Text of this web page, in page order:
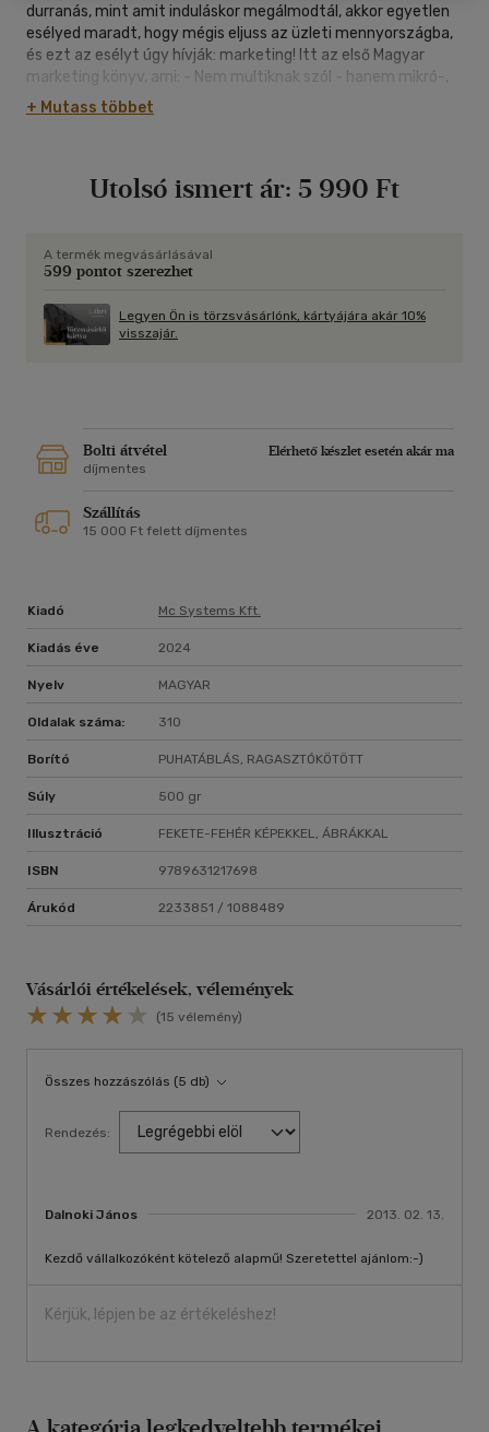
durranás, mint amit induláskor megálmodtál, akkor egyetlen
esélyed maradt, hogy mégis eljuss az üzleti mennyországba,
és ezt az esélyt úgy hívják: marketing! Itt az első Magyar
marketing könyv, ami: - Nem multiknak szól - hanem mikró-,
kis- és közepes vállalatoknak - Nem amerikai könyv fordítása
- hanem 100% magyar tapasztalat, - Nem elméleti tananyag
+ Mutass többet
Utolsó ismert ár: 5 990 Ft
A termék megvásárlásával
599 pontot szerezhet
Legyen Ön is törzsvásárlónk, kártyájára akár 10%
visszajár.
Bolti átvétel
Elérhető készlet esetén akár ma
díjmentes
Szállítás
15 000 Ft felett díjmentes
Kiadó Mc Systems Kft.
Kiadás éve 2024
Nyelv MAGYAR
Oldalak száma: 310
Borító PUHATÁBLÁS, RAGASZTÓKÖTÖTT
Súly 500 gr
Illusztráció FEKETE-FEHÉR KÉPEKKEL, ÁBRÁKKAL
ISBN 9789631217698
Árukód 2233851 / 1088489
Vásárlói értékelések, vélemények
(15 vélemény)
Összes hozzászólás (5 db)
Rendezés:
Dalnoki János 2013. 02. 13.
Kezdő vállalkozóként kötelező alapmű! Szeretettel ajánlom:-)
Kérjük, lépjen be az értékeléshez!